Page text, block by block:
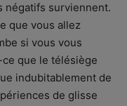
négatifs surviennent.
que vous allez
si vous vous
que le télésiège
indubitablement de
de glisse